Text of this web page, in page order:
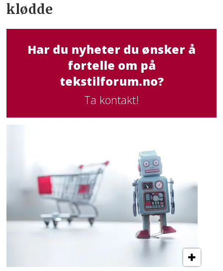
klødde
Har du nyheter du ønsker å
fortelle om på
tekstilforum.no?
Ta kontakt!